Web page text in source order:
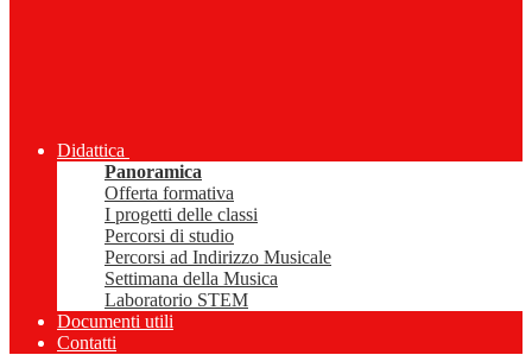
Didattica
Panoramica
Offerta formativa
I progetti delle classi
Percorsi di studio
Percorsi ad Indirizzo Musicale
Settimana della Musica
Laboratorio STEM
Documenti utili
Contatti